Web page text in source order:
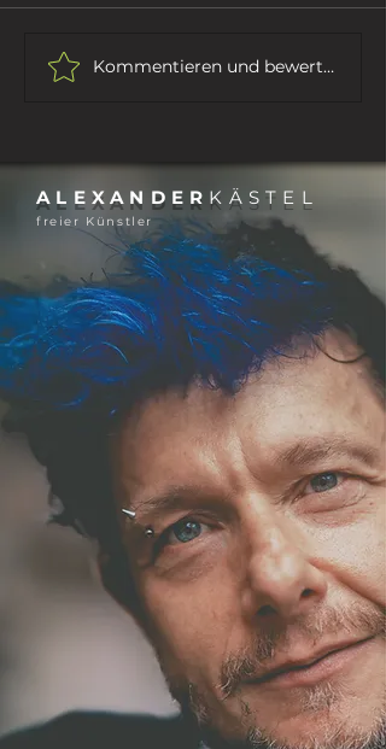
IHR SEID DAS VOLK ...
Kommentieren und bewerten...
ALEXANDER KÄSTEL
freier Künstler